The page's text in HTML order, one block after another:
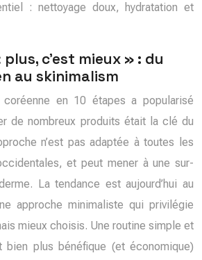
: nettoyage doux, hydratation et
c’est mieux » : du
au skinimalism
coréenne en 10 étapes a popularisé
de nombreux produits était la clé du
n’est pas adaptée à toutes les
et peut mener à une sur-
La tendance est aujourd’hui au
approche minimaliste qui privilégie
mieux choisis. Une routine simple et
bien plus bénéfique (et économique)